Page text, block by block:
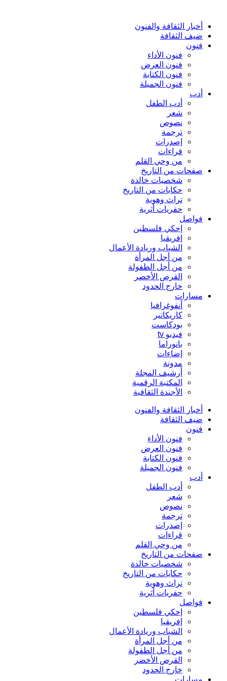
أخبار الثقافة والفنون
ضيف الثقافة
فنون
فنون الأداء
فنون العرض
فنون الكتابة
فنون الجميلة
أدب
أدب الطفل
شعر
نصوص
ترجمة
إصدرات
قراءات
من وحي القلم
صفحات من التاريخ
شخصيات خالدة
حكايات من التاريخ
تراث وهوية
حفريات أثرية
فواصل
إحكي فلسطين
إفريقيا
الشباب وريادة الأعمال
من أجل المرأة
من أجل الطفولة
القرص الأخضر
خارج الحدود
مسارات
أنفوغرافيا
كاريكاتير
بودكاست
فيديو tv
بانوراما
إضاءات
مدونة
أرشيف المجلة
المكتبة الرقمية
الأجندة الثقافية
أخبار الثقافة والفنون
ضيف الثقافة
فنون
فنون الأداء
فنون العرض
فنون الكتابة
فنون الجميلة
أدب
أدب الطفل
شعر
نصوص
ترجمة
إصدرات
قراءات
من وحي القلم
صفحات من التاريخ
شخصيات خالدة
حكايات من التاريخ
تراث وهوية
حفريات أثرية
فواصل
إحكي فلسطين
إفريقيا
الشباب وريادة الأعمال
من أجل المرأة
من أجل الطفولة
القرص الأخضر
خارج الحدود
مسارات